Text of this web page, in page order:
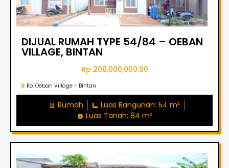
DIJUAL RUMAH TYPE 54/84 – OEBAN
VILLAGE, BINTAN
Rp 200,000,000.00
Ko. Oeban Village - Bintan
Rumah
Luas Bangunan: 54 m²
Luas Tanah: 84 m²